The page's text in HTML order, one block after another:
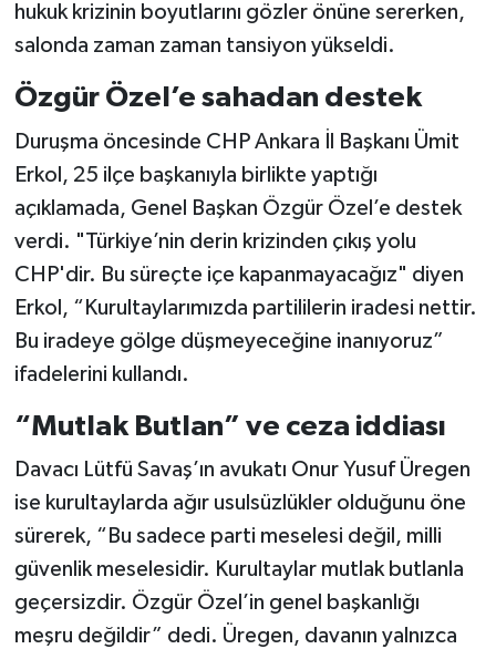
hukuk krizinin boyutlarını gözler önüne sererken,
salonda zaman zaman tansiyon yükseldi.
Özgür Özel’e sahadan destek
Duruşma öncesinde CHP Ankara İl Başkanı Ümit
Erkol, 25 ilçe başkanıyla birlikte yaptığı
açıklamada, Genel Başkan Özgür Özel’e destek
verdi. "Türkiye’nin derin krizinden çıkış yolu
CHP'dir. Bu süreçte içe kapanmayacağız" diyen
Erkol, “Kurultaylarımızda partililerin iradesi nettir.
Bu iradeye gölge düşmeyeceğine inanıyoruz”
ifadelerini kullandı.
“Mutlak Butlan” ve ceza iddiası
Davacı Lütfü Savaş’ın avukatı Onur Yusuf Üregen
ise kurultaylarda ağır usulsüzlükler olduğunu öne
sürerek, “Bu sadece parti meselesi değil, milli
güvenlik meselesidir. Kurultaylar mutlak butlanla
geçersizdir. Özgür Özel’in genel başkanlığı
meşru değildir” dedi. Üregen, davanın yalnızca